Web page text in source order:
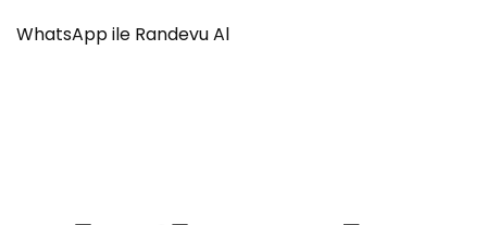
WhatsApp ile Randevu Al